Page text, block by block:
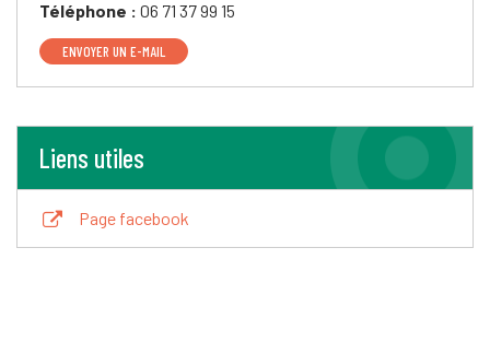
Téléphone : 06 71 37 99 15
ENVOYER UN E-MAIL
Liens utiles
Page facebook